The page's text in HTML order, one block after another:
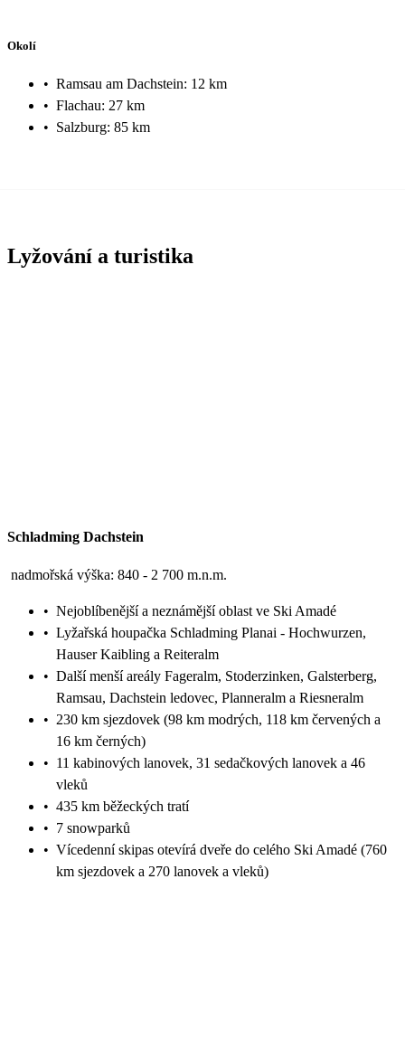
Okolí
• Ramsau am Dachstein: 12 km
• Flachau: 27 km
• Salzburg: 85 km
Lyžování a turistika
Schladming Dachstein
nadmořská výška: 840 - 2 700 m.n.m.
• Nejoblíbenější a neznámější oblast ve Ski Amadé
• Lyžařská houpačka Schladming Planai - Hochwurzen,
Hauser Kaibling a Reiteralm
• Další menší areály Fageralm, Stoderzinken, Galsterberg,
Ramsau, Dachstein ledovec, Planneralm a Riesneralm
• 230 km sjezdovek (98 km modrých, 118 km červených a
16 km černých)
• 11 kabinových lanovek, 31 sedačkových lanovek a 46
vleků
• 435 km běžeckých tratí
• 7 snowparků
• Vícedenní skipas otevírá dveře do celého Ski Amadé (760
km sjezdovek a 270 lanovek a vleků)